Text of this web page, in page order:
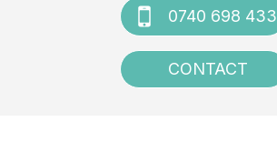
0740 698 433
CONTACT